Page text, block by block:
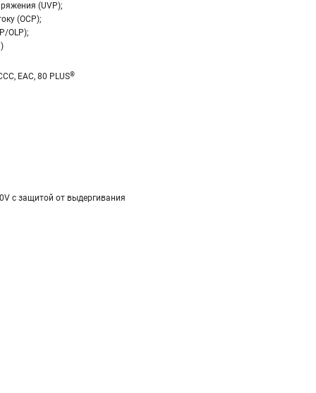
(UVP);
(OCP);
OLP);
EAC, 80 PLUS®
с защитой от выдергивания